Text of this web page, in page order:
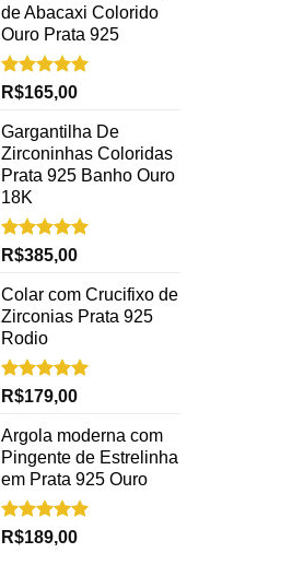
de Abacaxi Colorido
Ouro Prata 925
Avaliação
5.00
de 5
R$165,00
Gargantilha De
Zirconinhas Coloridas
Prata 925 Banho Ouro
18K
Avaliação
5.00
de 5
R$385,00
Colar com Crucifixo de
Zirconias Prata 925
Rodio
Avaliação
5.00
de 5
R$179,00
Argola moderna com
Pingente de Estrelinha
em Prata 925 Ouro
Avaliação
5.00
de 5
R$189,00